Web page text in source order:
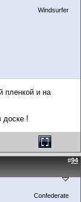
Windsurfer
пленкой и на
доске !
#94
Confederate